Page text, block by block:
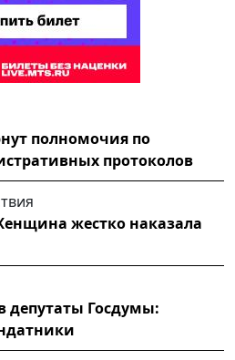
полномочия по
протоколов
жестко наказала
депутаты Госдумы: